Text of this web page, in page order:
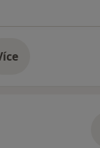
o adrese